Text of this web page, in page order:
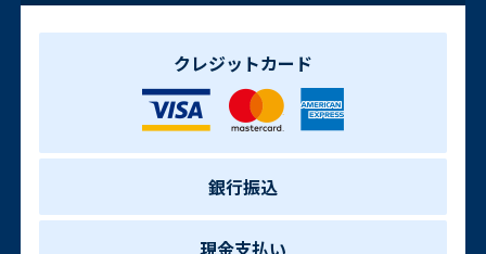
クレジットカード
銀行振込
現金支払い